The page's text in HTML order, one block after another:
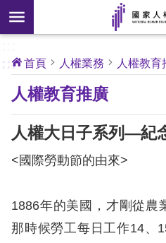
前往主要內容區塊
搜
尋
開
新
]
核
心
人
權
公
約
關
本
會
:::
首頁 人權業務 人權教育
人權教育推廣
人權大日子系列—紀
<國際勞動節的由來>
1886年的美國，才剛從農
那時候勞工每日工作14、